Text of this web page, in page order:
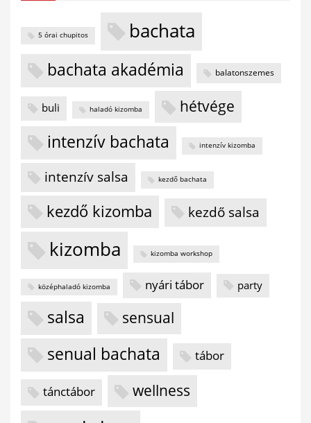
5 órai chupitos bachata
bachata akadémia balatonszemes
buli haladó kizomba hétvége
intenzív bachata intenzív kizomba
intenzív salsa kezdő bachata
kezdő kizomba kezdő salsa
kizomba kizomba workshop
középhaladó kizomba nyári tábor party
salsa sensual
senual bachata tábor
tánctábor wellness